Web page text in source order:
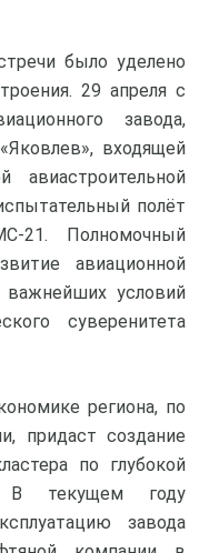
было уделено
29 апреля с
завода,
входящей
авиастроительной
полёт
21. Полномочный
авиационной
условий
суверенитета
региона, по
придаст создание
по глубокой
В текущем году
завода